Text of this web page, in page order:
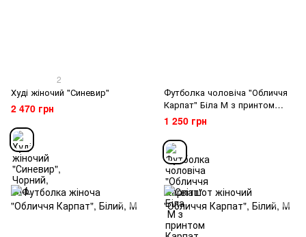
2
Худі жіночий "Синевир"
2 470 грн
Футболка чоловіча "Обличчя
Карпат" Біла М з принтом
Карпат
1 250 грн